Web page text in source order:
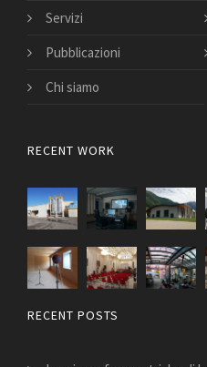
Servizi
Pubblicazioni
Chi siamo
RECENT WORK
RECENT POSTS